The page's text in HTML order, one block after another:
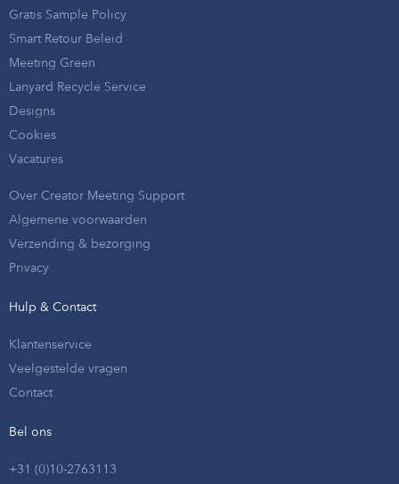
Gratis Sample Policy
Smart Retour Beleid
Meeting Green
Lanyard Recycle Service
Designs
Cookies
Vacatures
Over Creator Meeting Support
Algemene voorwaarden
Verzending & bezorging
Privacy
Hulp & Contact
Klantenservice
Veelgestelde vragen
Contact
Bel ons
+31 (0)10-2763113